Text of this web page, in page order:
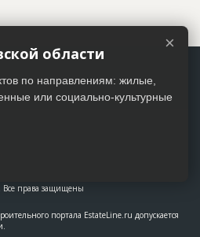
Все права защищены
портала EstateLine.ru допускается
×
области
по направлениям: жилые,
или социально-культурные